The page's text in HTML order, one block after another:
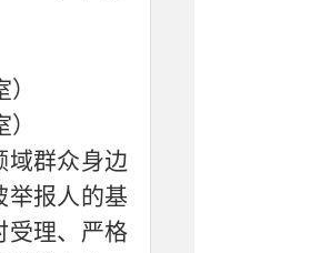
域群众身边
举报人的基
受理、严格